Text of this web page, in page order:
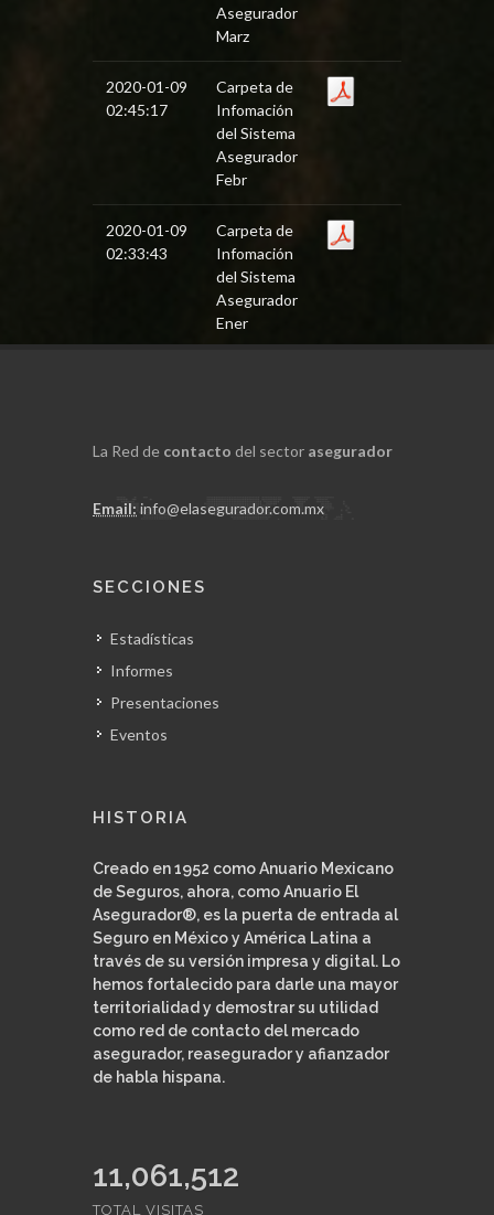
Asegurador
Marz
2020-01-09
02:45:17
Carpeta de
Infomación
del Sistema
Asegurador
Febr
2020-01-09
02:33:43
Carpeta de
Infomación
del Sistema
Asegurador
Ener
La Red de contacto del sector asegurador
Email: info@elasegurador.com.mx
SECCIONES
Estadísticas
Informes
Presentaciones
Eventos
HISTORIA
Creado en 1952 como Anuario Mexicano
de Seguros, ahora, como Anuario El
Asegurador®, es la puerta de entrada al
Seguro en México y América Latina a
través de su versión impresa y digital. Lo
hemos fortalecido para darle una mayor
territorialidad y demostrar su utilidad
como red de contacto del mercado
asegurador, reasegurador y afianzador
de habla hispana.
11,360,470
TOTAL VISITAS